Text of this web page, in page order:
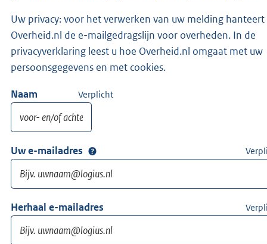
Uw privacy: voor het verwerken van uw melding hanteert
Overheid.nl de e-mailgedragslijn voor overheden. In de
privacyverklaring leest u hoe Overheid.nl omgaat met uw
persoonsgegevens en met cookies.
Naam Verplicht
Uw e-mailadres
Herhaal e-mailadres